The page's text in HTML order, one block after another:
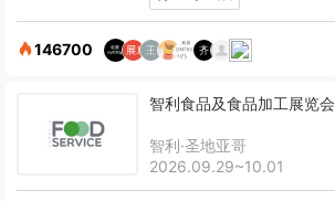
146700
智利食品及食品加工展览会
智利·圣地亚哥
2026.09.29~10.01